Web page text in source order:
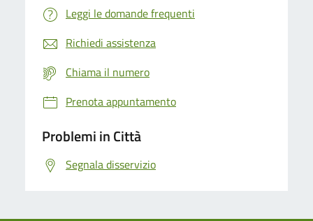
Leggi le domande frequenti
Richiedi assistenza
Chiama il numero
Prenota appuntamento
Problemi in Città
Segnala disservizio